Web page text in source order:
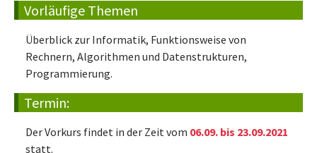
Vorläufige Themen
Überblick zur Informatik, Funktionsweise von
Rechnern, Algorithmen und Datenstrukturen,
Programmierung.
Termin:
Der Vorkurs findet in der Zeit vom 06.09. bis 23.09.2021
statt.